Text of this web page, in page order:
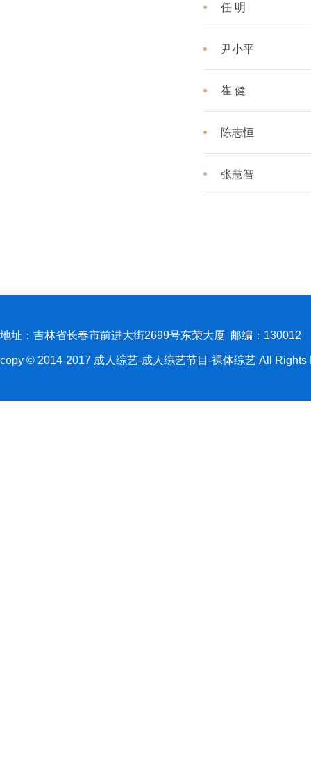
任 明
尹小平
崔 健
陈志恒
张慧智
地址：吉林省长春市前进大街2699号东荣大厦 邮编：130012
copy © 2014-2017 成人综艺-成人综艺节目-裸体综艺 All Rights